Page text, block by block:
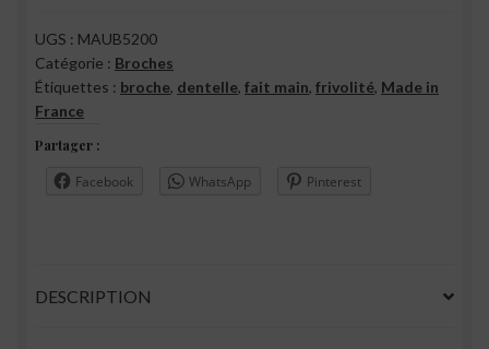
UGS : MAUB5200
Catégorie : Broches
Étiquettes : broche, dentelle, fait main, frivolité, Made in
France
Partager :
Facebook WhatsApp Pinterest
DESCRIPTION